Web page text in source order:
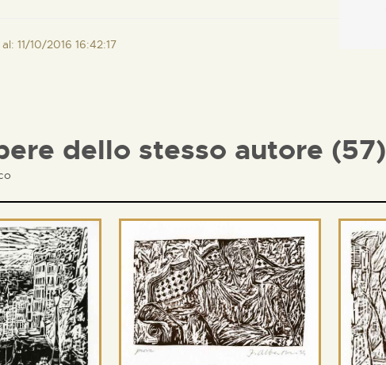
11/10/2016 16:42:17
dello stesso autore (57)